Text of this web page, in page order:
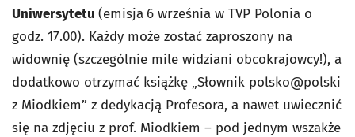
Uniwersytetu (emisja 6 września w TVP Polonia o
godz. 17.00). Każdy może zostać zaproszony na
widownię (szczególnie mile widziani obcokrajowcy!), a
dodatkowo otrzymać książkę „Słownik polsko@polski
z Miodkiem” z dedykacją Profesora, a nawet uwiecznić
się na zdjęciu z prof. Miodkiem – pod jednym wszakże